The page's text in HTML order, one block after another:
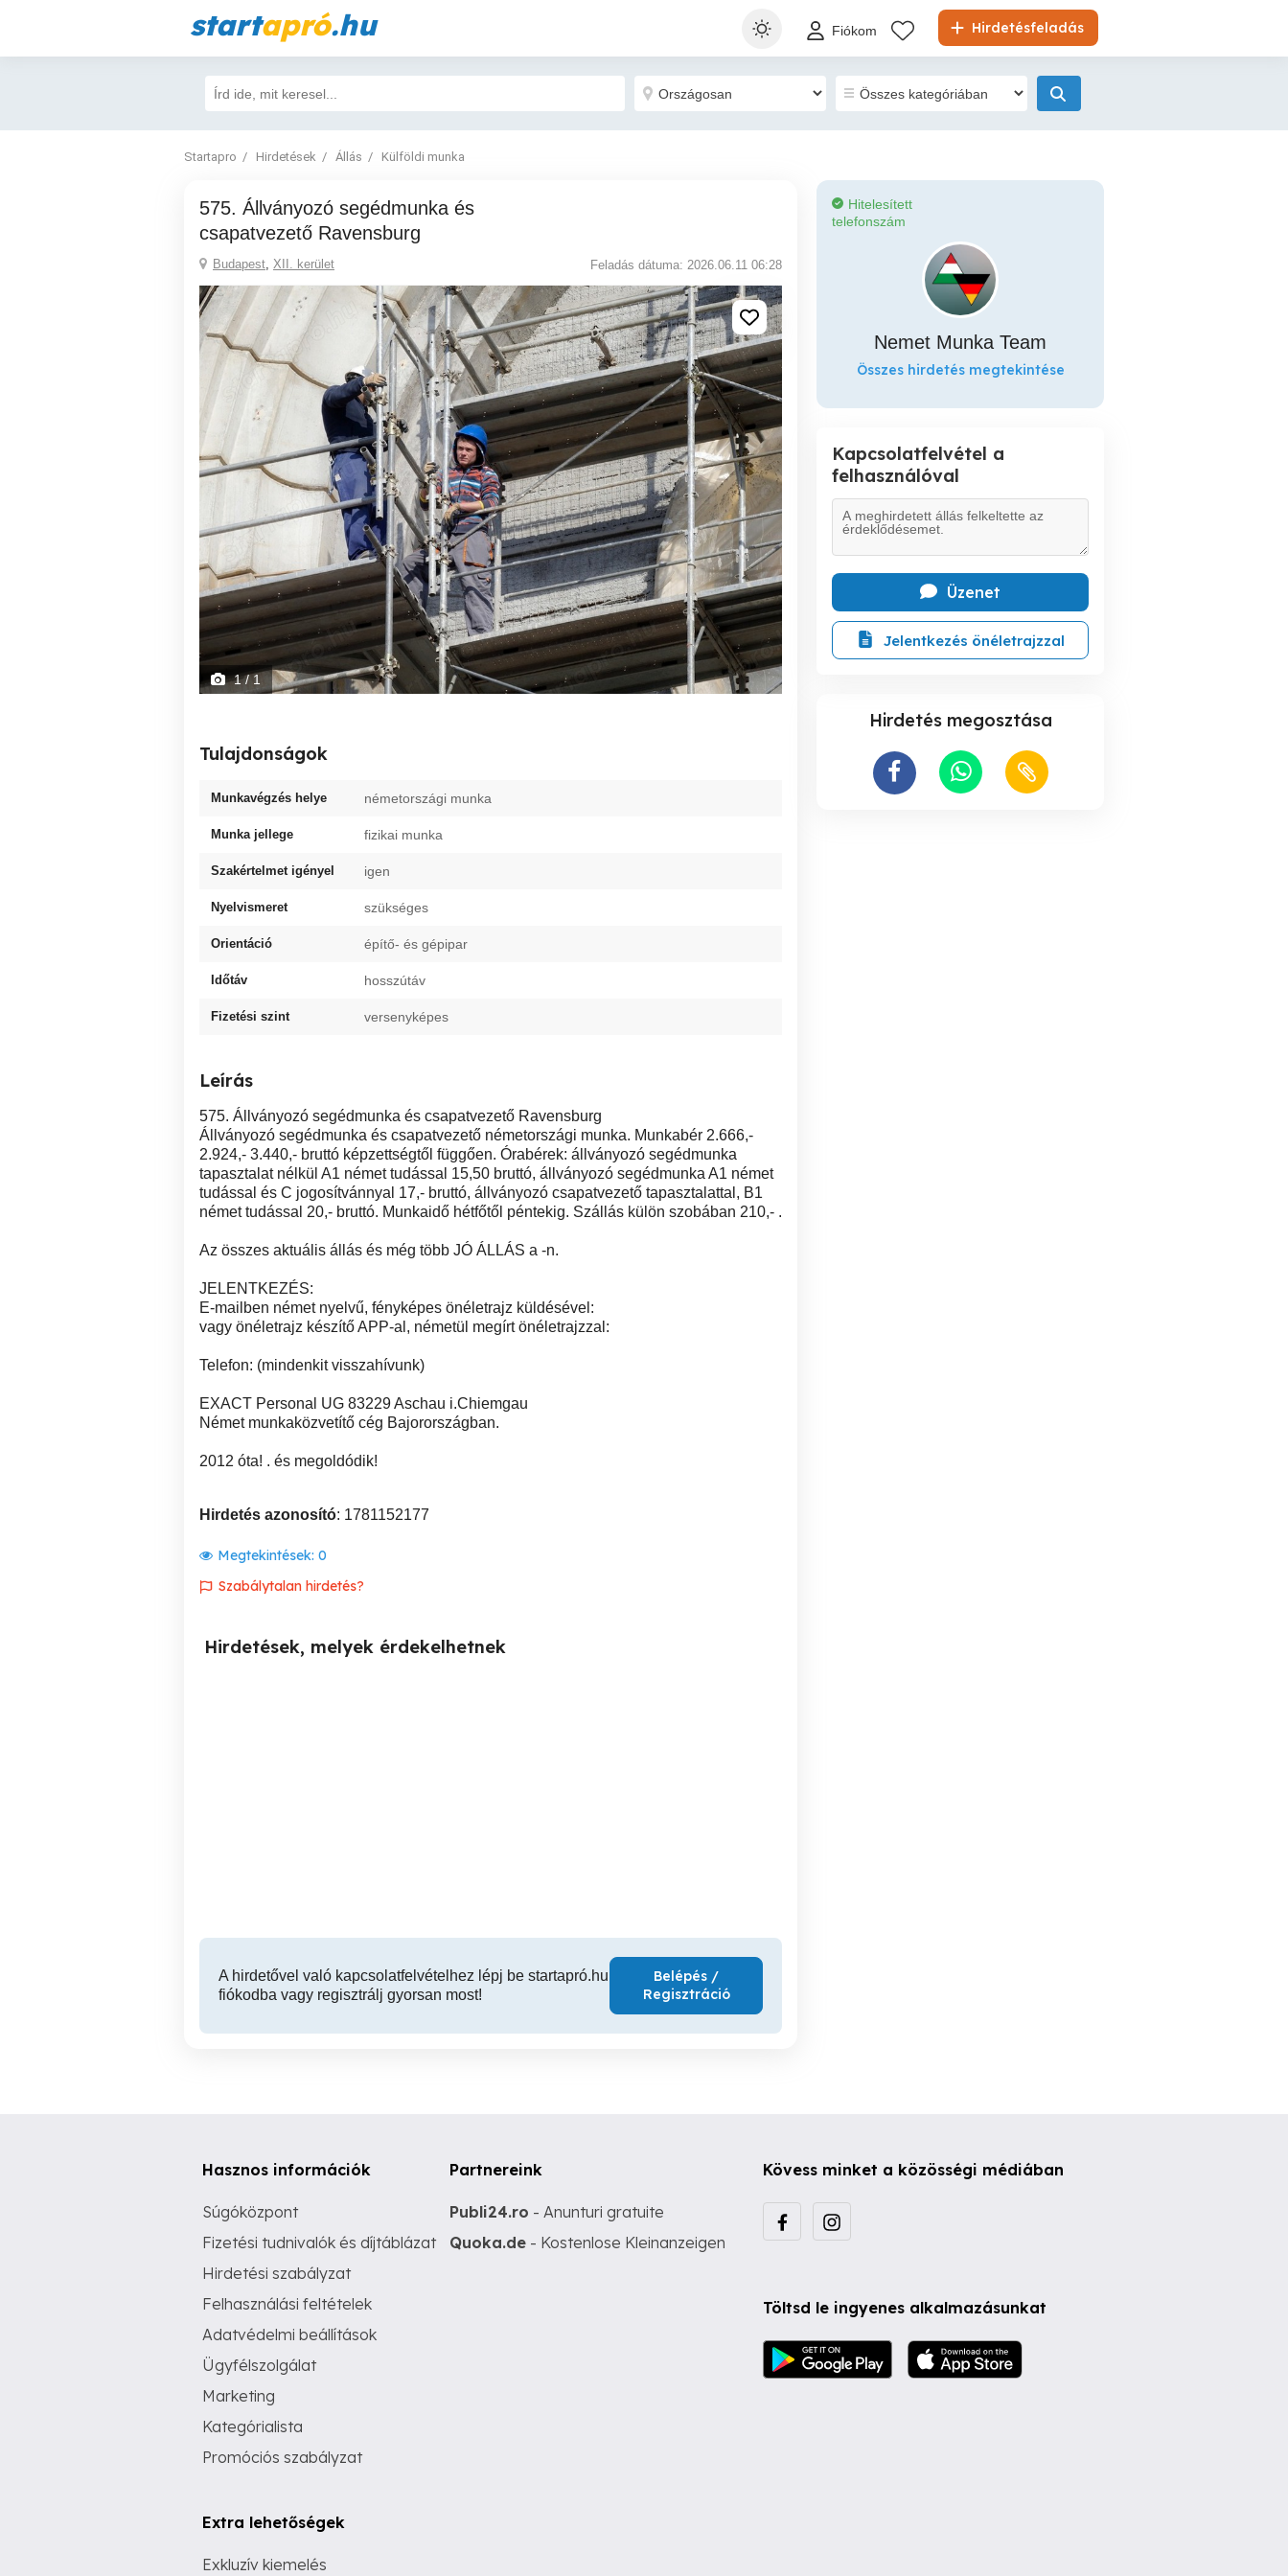
startapró.hu Hirdetésfeladás
Fiókom
Startapro Hirdetések Állás Külföldi munka
575. Állványozó segédmunka és
csapatvezető Ravensburg
Budapest, XII. kerület Feladás dátuma: 2026.06.11 06:28
1/ 1
Tulajdonságok
Munkavégzés helye németországi munka
Munka jellege fizikai munka
Szakértelmet igényel igen
Nyelvismeret szükséges
Orientáció építő- és gépipar
Időtáv hosszútáv
Fizetési szint versenyképes
Leírás
575. Állványozó segédmunka és csapatvezető Ravensburg
Állványozó segédmunka és csapatvezető németországi munka. Munkabér 2.666,-
2.924,- 3.440,- bruttó képzettségtől függően. Órabérek: állványozó segédmunka
tapasztalat nélkül A1 német tudással 15,50 bruttó, állványozó segédmunka A1 német
tudással és C jogosítvánnyal 17,- bruttó, állványozó csapatvezető tapasztalattal, B1
német tudással 20,- bruttó. Munkaidő hétfőtől péntekig. Szállás külön szobában 210,- .
Az összes aktuális állás és még több JÓ ÁLLÁS a -n.
JELENTKEZÉS:
E-mailben német nyelvű, fényképes önéletrajz küldésével:
vagy önéletrajz készítő APP-al, németül megírt önéletrajzzal:
Telefon: (mindenkit visszahívunk)
EXACT Personal UG 83229 Aschau i.Chiemgau
Német munkaközvetítő cég Bajorországban.
2012 óta! . és megoldódik!
Hirdetés azonosító: 1781152177
Megtekintések: 0
Szabálytalan hirdetés?
Hirdetések, melyek érdekelhetnek
A hirdetővel való kapcsolatfelvételhez lépj be startapró.hu
fiókodba vagy regisztrálj gyorsan most!
Belépés /
Regisztráció
Hitelesített
telefonszám
Nemet Munka Team
Összes hirdetés megtekintése
Kapcsolatfelvétel a
felhasználóval
Üzenet
Jelentkezés önéletrajzzal
Hirdetés megosztása
Hasznos információk
Súgóközpont
Fizetési tudnivalók és díjtáblázat
Hirdetési szabályzat
Felhasználási feltételek
Adatvédelmi beállítások
Ügyfélszolgálat
Marketing
Kategórialista
Promóciós szabályzat
Extra lehetőségek
Exkluzív kiemelés
Partnereink
Publi24.ro - Anunturi gratuite
Quoka.de - Kostenlose Kleinanzeigen
Kövess minket a közösségi médiában
Töltsd le ingyenes alkalmazásunkat